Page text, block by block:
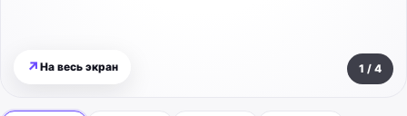
↗ На весь экран 1 / 4